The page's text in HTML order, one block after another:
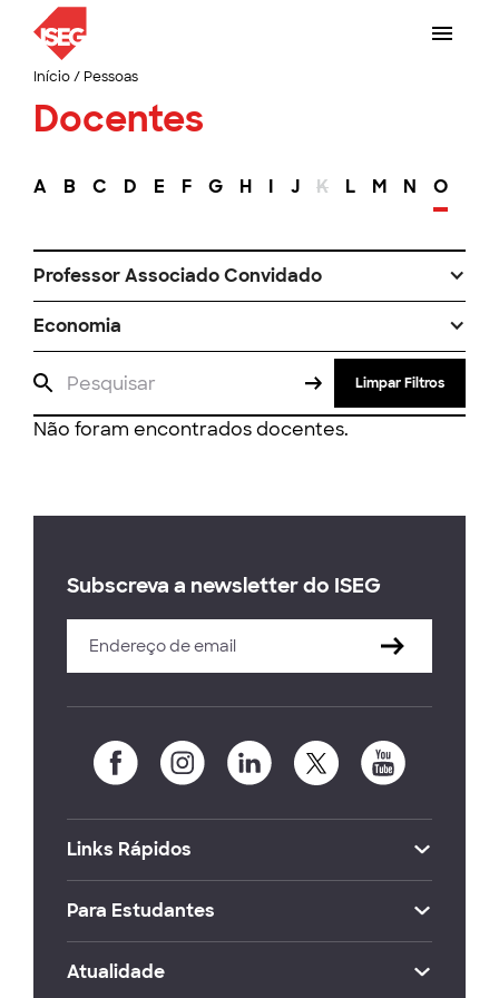
Início/ Pessoas
Docentes
A B C D E F G H I J K L M N O
Professor Associado Convidado
Economia
Limpar Filtros
Não foram encontrados docentes.
Subscreva a newsletter do ISEG
Links Rápidos
Para Estudantes
Atualidade